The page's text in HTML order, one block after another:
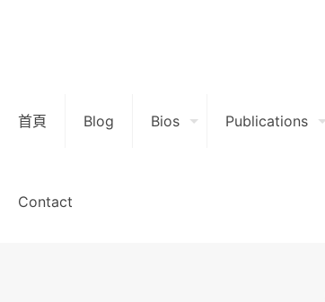
首頁 Blog Bios Publications
Contact